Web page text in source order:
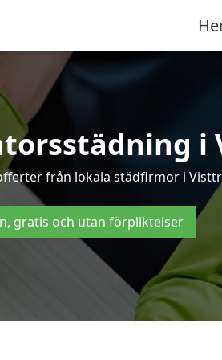
i
från lokala städfirmor i
gratis och utan förpliktelser